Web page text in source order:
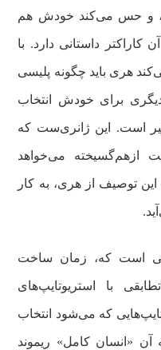
و حس می‌کند خودش هم
کاراکتر داستانی دارد. با
هری باید چگونه پلیسی
برای خودش انتخاب
است. این ژانری‌ست که
می‌خواهد
توصیف از هری، به کار
است که، زمان ساخت
با استریوتایپ‌های
که می‌شود انتخاب
آن «انسان کامل» ریموند